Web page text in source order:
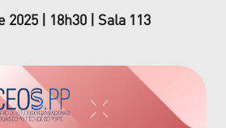
2025 | 18h30 | Sala 113